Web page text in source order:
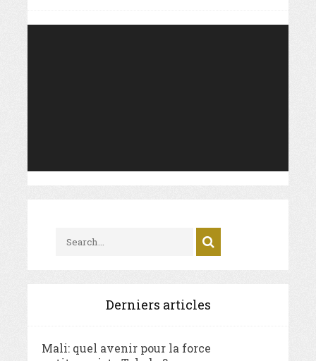
Derniers articles
Mali: quel avenir pour la force